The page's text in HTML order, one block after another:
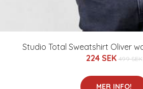
Studio Total Sweatshirt Oliver
224 SEK 499 SEK
MER INFO!